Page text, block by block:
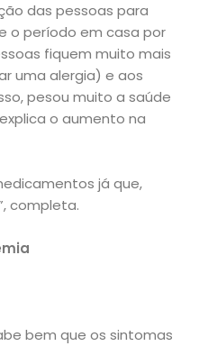
das pessoas para
o período em casa por
fiquem muito mais
uma alergia) e aos
pesou muito a saúde
o aumento na
já que,
completa.
bem que os sintomas